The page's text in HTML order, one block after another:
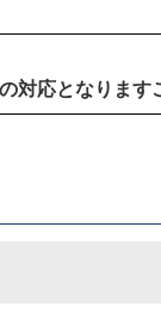
応となります